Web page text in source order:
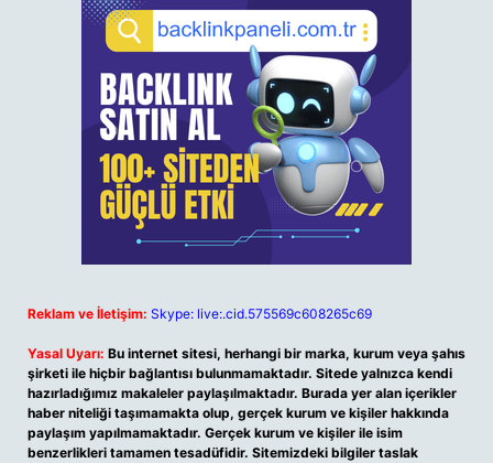
Reklam ve İletişim: Skype: live:.cid.575569c608265c69
Yasal Uyarı: Bu internet sitesi, herhangi bir marka, kurum veya şahıs
şirketi ile hiçbir bağlantısı bulunmamaktadır. Sitede yalnızca kendi
hazırladığımız makaleler paylaşılmaktadır. Burada yer alan içerikler
haber niteliği taşımamakta olup, gerçek kurum ve kişiler hakkında
paylaşım yapılmamaktadır. Gerçek kurum ve kişiler ile isim
benzerlikleri tamamen tesadüfidir. Sitemizdeki bilgiler taslak